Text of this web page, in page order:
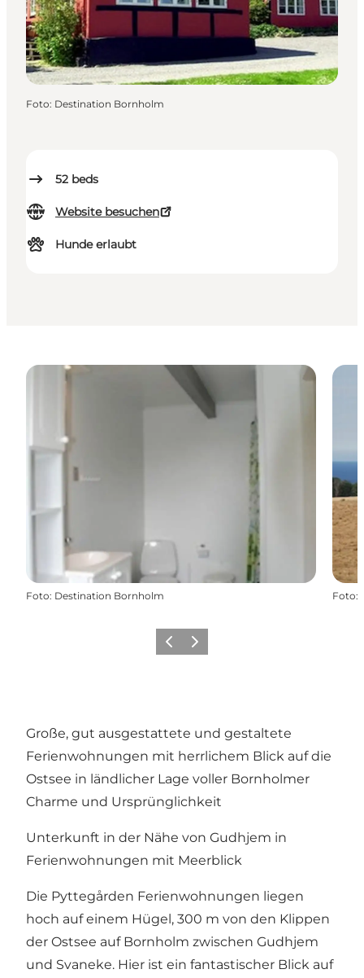
52 beds
Website besuchen
Hunde erlaubt
Foto: Destination Bornholm
Foto: Destination Bornholm Foto:
ZurückWeiter
Große, gut ausgestattete und gestaltete
Ferienwohnungen mit herrlichem Blick auf die
Ostsee in ländlicher Lage voller Bornholmer
Charme und Ursprünglichkeit
Unterkunft in der Nähe von Gudhjem in
Ferienwohnungen mit Meerblick
Die Pyttegården Ferienwohnungen liegen
hoch auf einem Hügel, 300 m von den Klippen
der Ostsee auf Bornholm zwischen Gudhjem
und Svaneke. Hier ist ein fantastischer Blick auf